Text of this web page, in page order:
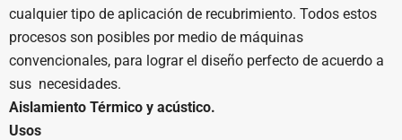
cualquier tipo de aplicación de recubrimiento. Todos estos
procesos son posibles por medio de máquinas
convencionales, para lograr el diseño perfecto de acuerdo a
sus necesidades.
Aislamiento Térmico y acústico.
Usos